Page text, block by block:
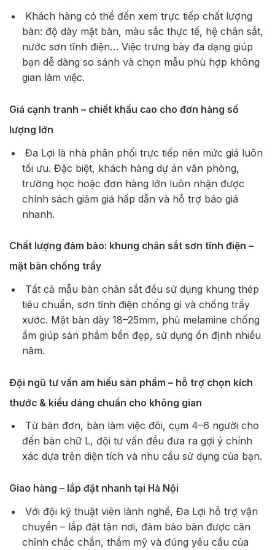
Khách hàng có thể đến xem trực tiếp chất lượng
bàn: độ dày mặt bàn, màu sắc thực tế, hệ chân sắt,
nước sơn tĩnh điện… Việc trưng bày đa dạng giúp
bạn dễ dàng so sánh và chọn mẫu phù hợp không
gian làm việc.
Giá cạnh tranh – chiết khấu cao cho đơn hàng số
lượng lớn
Đa Lợi là nhà phân phối trực tiếp nên mức giá luôn
tối ưu. Đặc biệt, khách hàng dự án văn phòng,
trường học hoặc đơn hàng lớn luôn nhận được
chính sách giảm giá hấp dẫn và hỗ trợ báo giá
nhanh.
Chất lượng đảm bảo: khung chân sắt sơn tĩnh điện –
mặt bàn chống trầy
Tất cả mẫu bàn chân sắt đều sử dụng khung thép
tiêu chuẩn, sơn tĩnh điện chống gỉ và chống trầy
xước. Mặt bàn dày 18–25mm, phủ melamine chống
ẩm giúp sản phẩm bền đẹp, sử dụng ổn định nhiều
năm.
Đội ngũ tư vấn am hiểu sản phẩm – hỗ trợ chọn kích
thước & kiểu dáng chuẩn cho không gian
Từ bàn đơn, bàn làm việc đôi, cụm 4–6 người cho
đến bàn chữ L, đội tư vấn đều đưa ra gợi ý chính
xác dựa trên diện tích và nhu cầu sử dụng của bạn.
Giao hàng – lắp đặt nhanh tại Hà Nội
Với đội kỹ thuật viên lành nghề, Đa Lợi hỗ trợ vận
chuyển – lắp đặt tận nơi, đảm bảo bàn được căn
chỉnh chắc chắn, thẩm mỹ và đúng yêu cầu của